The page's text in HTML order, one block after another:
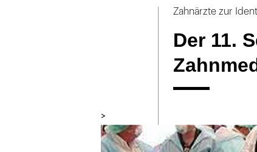
Zahnärzte zur
Der 11.
>